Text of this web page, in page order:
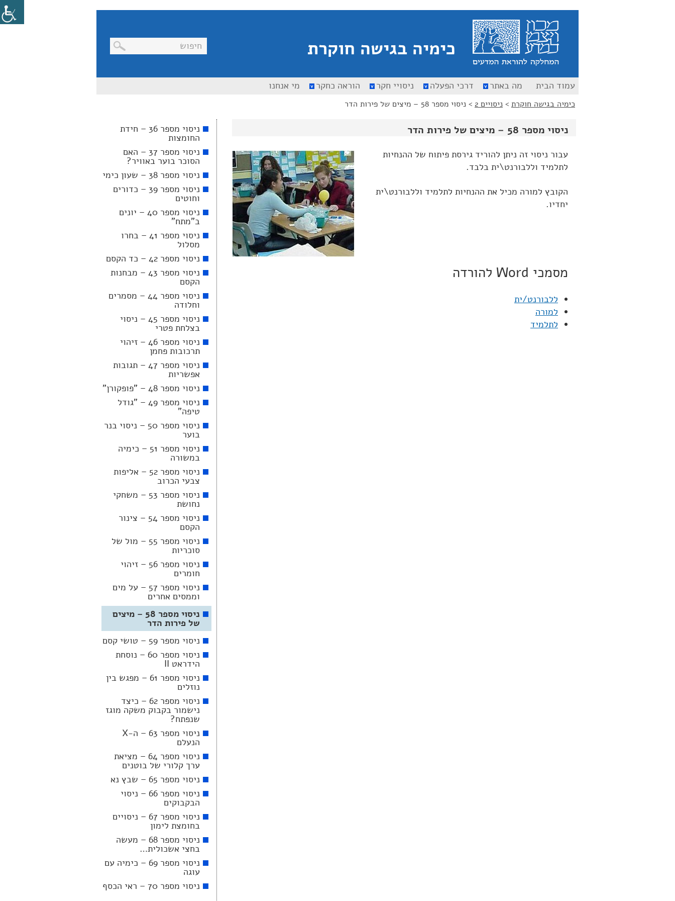
כימיה בגישה חוקרת
עמוד הבית מה באתר דרכי הפעלה ניסויי חקר הוראה כחקר מי אנחנו
כימיה בגישה חוקרת > ניסויים 2 > ניסוי מספר 58 – מיצים של פירות הדר
ניסוי מספר 58 – מיצים של פירות הדר
עבור ניסוי זה ניתן להוריד גירסת פיתוח של ההנחיות
לתלמיד וללבורנט\ית בלבד.
הקובץ למורה מכיל את ההנחיות לתלמיד וללבורנט\ית
יחדיו.
מסמכי Word להורדה
ללבורנט/ית
למורה
לתלמיד
ניסוי מספר 36 – חידת
החומצות
ניסוי מספר 37 – האם
הסוכר בוער באוויר?
ניסוי מספר 38 – שעון כימי
ניסוי מספר 39 – כדורים
וחוטים
ניסוי מספר 40 – יונים
ב"מתח"
ניסוי מספר 41 – בחרו
מסלול
ניסוי מספר 42 – כד הקסם
ניסוי מספר 43 – מבחנות
הקסם
ניסוי מספר 44 – מסמרים
וחלודה
ניסוי מספר 45 – ניסוי
בצלחת פטרי
ניסוי מספר 46 – זיהוי
תרכובות פחמן
ניסוי מספר 47 – תגובות
אפשריות
ניסוי מספר 48 – "פופקורן"
ניסוי מספר 49 – "גודל
טיפה"
ניסוי מספר 50 – ניסוי בנר
בוער
ניסוי מספר 51 – כימיה
במשורה
ניסוי מספר 52 – אליפות
צבעי הכרוב
ניסוי מספר 53 – משחקי
נחושת
ניסוי מספר 54 – צינור
הקסם
ניסוי מספר 55 – מול של
סוכריות
ניסוי מספר 56 – זיהוי
חומרים
ניסוי מספר 57 – על מים
וממסים אחרים
ניסוי מספר 58 – מיצים
של פירות הדר
ניסוי מספר 59 – טושי קסם
ניסוי מספר 60 – נוסחת
הידראט II
ניסוי מספר 61 – מפגש בין
נוזלים
ניסוי מספר 62 – כיצד
נישמור בקבוק משקה מוגז
שנפתח?
ניסוי מספר 63 – ה-X
הנעלם
ניסוי מספר 64 – מציאת
ערך קלורי של בוטנים
ניסוי מספר 65 – שבץ נא
ניסוי מספר 66 – ניסוי
הבקבוקים
ניסוי מספר 67 – ניסויים
בחומצת לימון
ניסוי מספר 68 – מעשה
בחצי אשכולית…
ניסוי מספר 69 – כימיה עם
עוגה
ניסוי מספר 70 – ראי הכסף